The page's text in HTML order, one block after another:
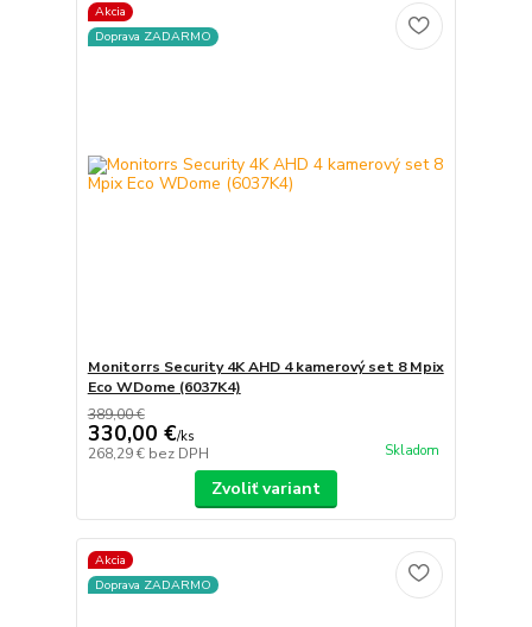
Akcia
Doprava ZADARMO
Monitorrs Security 4K AHD 4 kamerový set 8 Mpix
Eco WDome (6037K4)
389,00 €
330,00 €/ks
268,29 € bez DPH Skladom
Zvoliť variant
Akcia
Doprava ZADARMO